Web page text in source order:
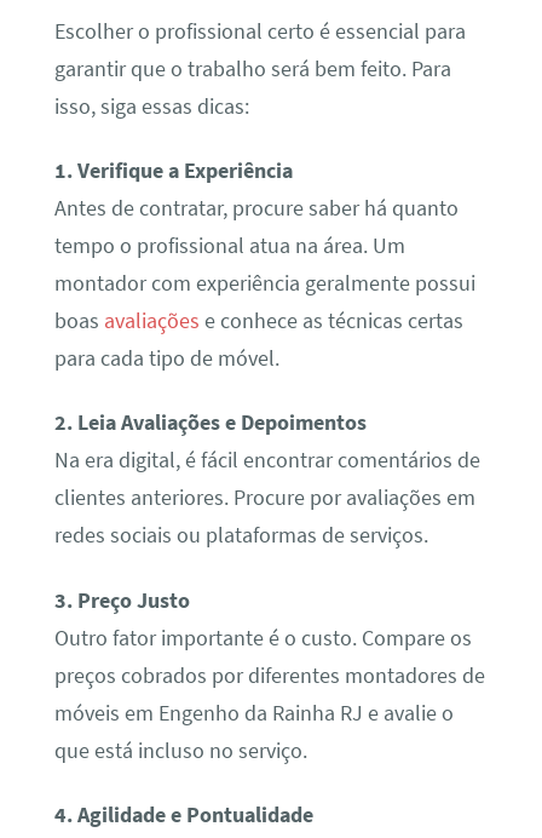
Escolher o profissional certo é essencial para
garantir que o trabalho será bem feito. Para
isso, siga essas dicas:
1. Verifique a Experiência
Antes de contratar, procure saber há quanto
tempo o profissional atua na área. Um
montador com experiência geralmente possui
boas avaliações e conhece as técnicas certas
para cada tipo de móvel.
2. Leia Avaliações e Depoimentos
Na era digital, é fácil encontrar comentários de
clientes anteriores. Procure por avaliações em
redes sociais ou plataformas de serviços.
3. Preço Justo
Outro fator importante é o custo. Compare os
preços cobrados por diferentes montadores de
móveis em Engenho da Rainha RJ e avalie o
que está incluso no serviço.
4. Agilidade e Pontualidade